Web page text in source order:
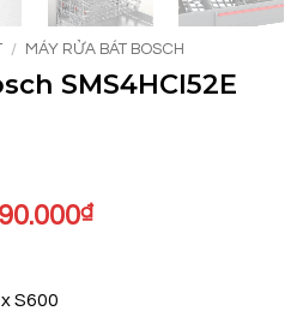
/ MÁY RỬA BÁT BOSCH
SMS4HCI52E
₫Giá
S600